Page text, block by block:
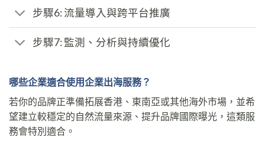
步驟6: 流量導入與跨平台推廣
步驟7: 監測、分析與持續優化
哪些企業適合使用企業出海服務？
若你的品牌正準備拓展香港、東南亞或其他海外市場，並希
望建立較穩定的自然流量來源、提升品牌國際曝光，這類服
務會特別適合。